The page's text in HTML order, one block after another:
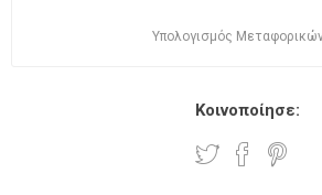
Υπολογισμός
Κοινοποίησε: